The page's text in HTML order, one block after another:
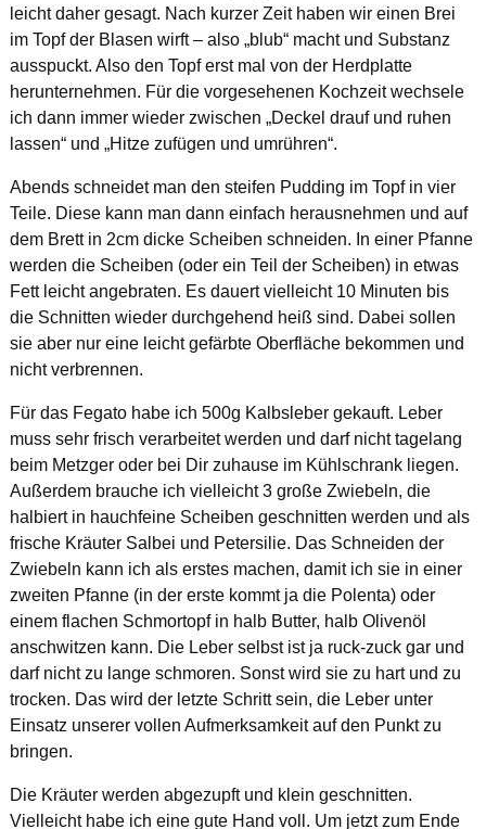
leicht daher gesagt. Nach kurzer Zeit haben wir einen Brei
im Topf der Blasen wirft – also „blub“ macht und Substanz
ausspuckt. Also den Topf erst mal von der Herdplatte
herunternehmen. Für die vorgesehenen Kochzeit wechsele
ich dann immer wieder zwischen „Deckel drauf und ruhen
lassen“ und „Hitze zufügen und umrühren“.
Abends schneidet man den steifen Pudding im Topf in vier
Teile. Diese kann man dann einfach herausnehmen und auf
dem Brett in 2cm dicke Scheiben schneiden. In einer Pfanne
werden die Scheiben (oder ein Teil der Scheiben) in etwas
Fett leicht angebraten. Es dauert vielleicht 10 Minuten bis
die Schnitten wieder durchgehend heiß sind. Dabei sollen
sie aber nur eine leicht gefärbte Oberfläche bekommen und
nicht verbrennen.
Für das Fegato habe ich 500g Kalbsleber gekauft. Leber
muss sehr frisch verarbeitet werden und darf nicht tagelang
beim Metzger oder bei Dir zuhause im Kühlschrank liegen.
Außerdem brauche ich vielleicht 3 große Zwiebeln, die
halbiert in hauchfeine Scheiben geschnitten werden und als
frische Kräuter Salbei und Petersilie. Das Schneiden der
Zwiebeln kann ich als erstes machen, damit ich sie in einer
zweiten Pfanne (in der erste kommt ja die Polenta) oder
einem flachen Schmortopf in halb Butter, halb Olivenöl
anschwitzen kann. Die Leber selbst ist ja ruck-zuck gar und
darf nicht zu lange schmoren. Sonst wird sie zu hart und zu
trocken. Das wird der letzte Schritt sein, die Leber unter
Einsatz unserer vollen Aufmerksamkeit auf den Punkt zu
bringen.
Die Kräuter werden abgezupft und klein geschnitten.
Vielleicht habe ich eine gute Hand voll. Um jetzt zum Ende